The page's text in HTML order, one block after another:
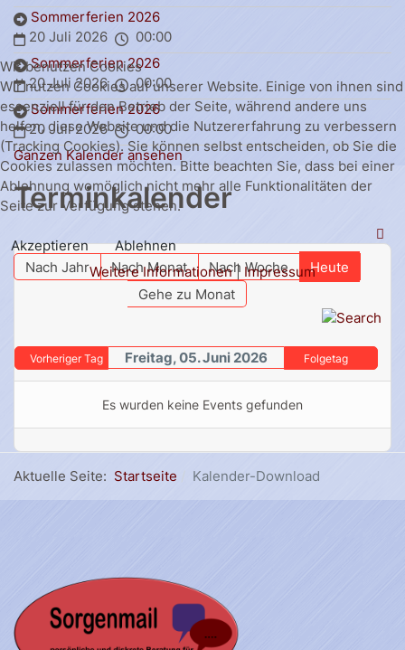
Sommerferien 2026
20 Juli 2026
00:00
Sommerferien 2026
20 Juli 2026
00:00
Sommerferien 2026
20 Juli 2026
00:00
Ganzen Kalender ansehen
Terminkalender
Nach Jahr Nach Monat Nach Woche
Heute
Gehe zu Monat
Vorheriger Tag Freitag, 05. Juni 2026 Folgetag
Es wurden keine Events gefunden
Aktuelle Seite: Startseite Kalender-Download
Wir benutzen Cookies
Wir nutzen Cookies auf unserer Website. Einige von ihnen sind
essenziell für den Betrieb der Seite, während andere uns
helfen, diese Website und die Nutzererfahrung zu verbessern
(Tracking Cookies). Sie können selbst entscheiden, ob Sie die
Cookies zulassen möchten. Bitte beachten Sie, dass bei einer
Ablehnung womöglich nicht mehr alle Funktionalitäten der
Seite zur Verfügung stehen.
Akzeptieren
Ablehnen
Weitere Informationen| Impressum